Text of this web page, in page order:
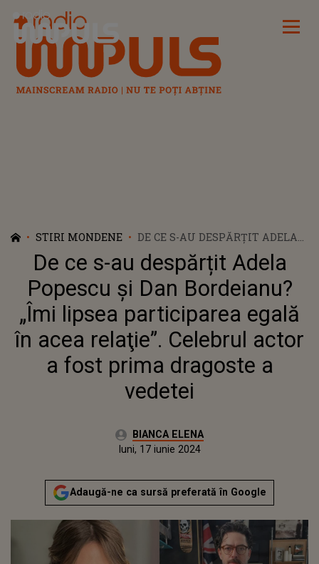
Radio Impuls
STIRI MONDENE
DE CE S-AU DESPĂRȚIT ADELA
POPESCU ȘI DAN BORDEIANU?
„ÎMI LIPSEA PARTICIPAREA
EGALĂ ÎN ACEA RELAŢIE”.
CELEBRUL ACTOR A FOST
PRIMA DRAGOSTE A VEDETEI
De ce s-au despărțit Adela
Popescu și Dan Bordeianu?
„Îmi lipsea participarea egală
în acea relaţie”. Celebrul actor
a fost prima dragoste a
vedetei
Autor:BIANCA ELENA
Actualizat:
luni, 17 iunie 2024
Adaugă-ne ca sursă preferată în Google